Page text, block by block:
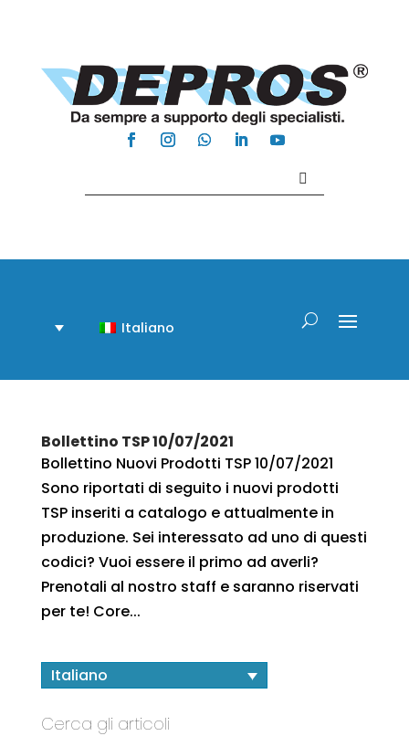
Italiano
Bollettino TSP 10/07/2021
Bollettino Nuovi Prodotti TSP 10/07/2021
Sono riportati di seguito i nuovi prodotti
TSP inseriti a catalogo e attualmente in
produzione. Sei interessato ad uno di questi
codici? Vuoi essere il primo ad averli?
Prenotali al nostro staff e saranno riservati
per te! Core...
Italiano
Cerca gli articoli